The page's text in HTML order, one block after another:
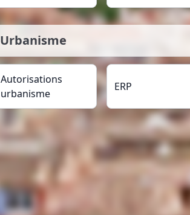
Urbanisme
Autorisations
urbanisme
ERP